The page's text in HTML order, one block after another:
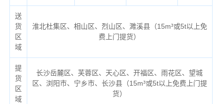
送
货
区
域
淮北杜集区、相山区、烈山区、濉溪县（15m³或5t以上免
费上门提货）
提
货
区
域
长沙岳麓区、芙蓉区、天心区、开福区、雨花区、望城
区、浏阳市、宁乡市、长沙县（15m³或5t以上免费上门提
货）